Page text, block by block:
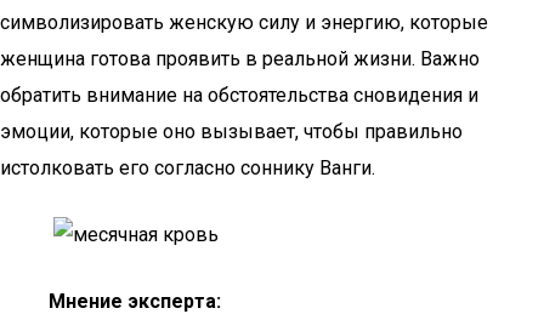
символизировать женскую силу и энергию, которые
женщина готова проявить в реальной жизни. Важно
обратить внимание на обстоятельства сновидения и
эмоции, которые оно вызывает, чтобы правильно
истолковать его согласно соннику Ванги.
Мнение эксперта: